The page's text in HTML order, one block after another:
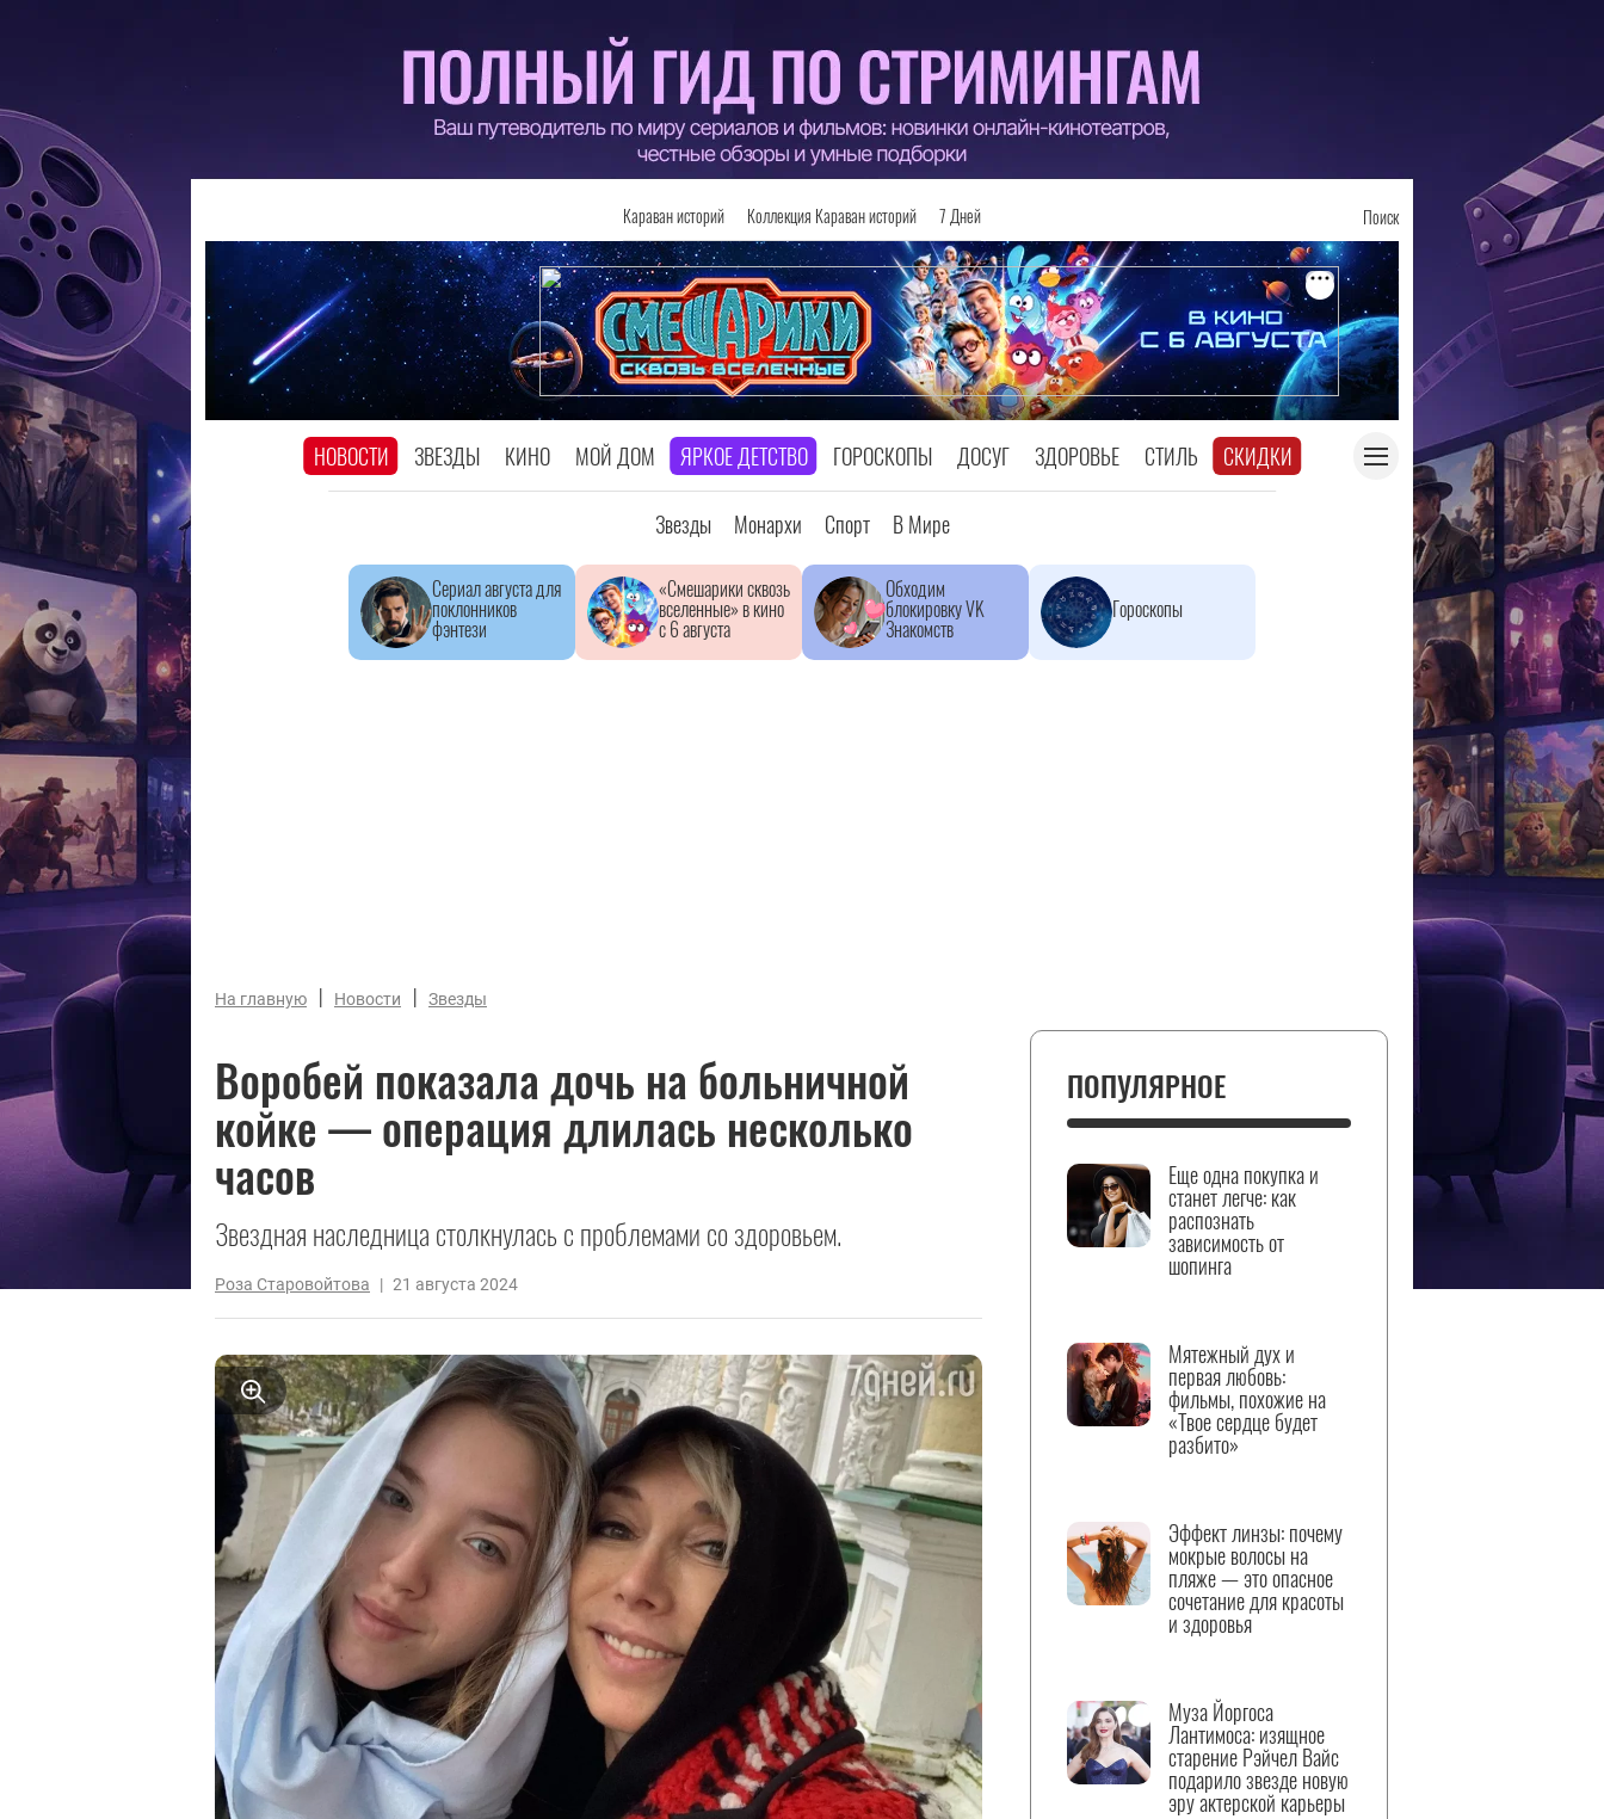
Караван историй Коллекция Караван историй 7 Дней Поиск
НОВОСТИ ЗВЕЗДЫ КИНО МОЙ ДОМ ЯРКОЕ ДЕТСТВО ГОРОСКОПЫ ДОСУГ ЗДОРОВЬЕ СТИЛЬ СКИДКИ
Звезды Монархи Спорт В Мире
Сериал августа для
поклонников
фэнтези
«Смешарики сквозь
вселенные» в кино
с 6 августа
Обходим
блокировку VK
Знакомств
Гороскопы
На главную | Новости | Звезды
Воробей показала дочь на больничной
койке — операция длилась несколько
часов
Звездная наследница столкнулась с проблемами со здоровьем.
Роза Старовойтова | 21 августа 2024
ПОПУЛЯРНОЕ
Еще одна покупка и
станет легче: как
распознать
зависимость от
шопинга
Мятежный дух и
первая любовь:
фильмы, похожие на
«Твое сердце будет
разбито»
Эффект линзы: почему
мокрые волосы на
пляже — это опасное
сочетание для красоты
и здоровья
Муза Йоргоса
Лантимоса: изящное
старение Рэйчел Вайс
подарило звезде новую
эру актерской карьеры